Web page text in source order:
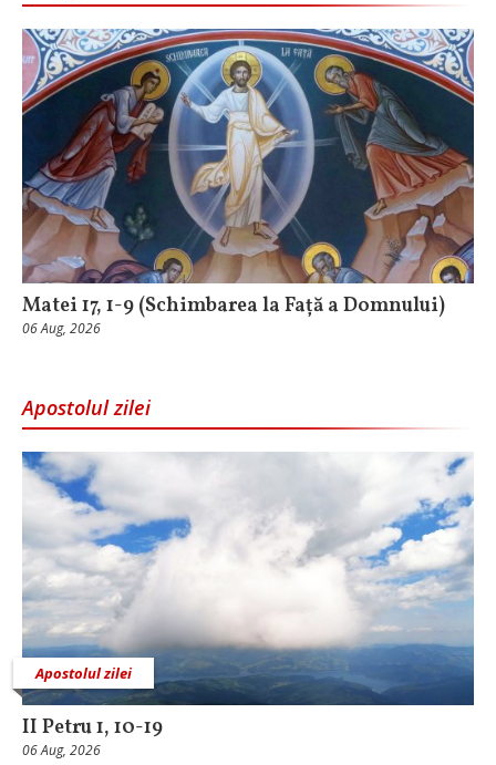
Matei 17, 1-9 (Schimbarea la Față a Domnului)
06 Aug, 2026
Apostolul zilei
Apostolul zilei
II Petru 1, 10-19
06 Aug, 2026